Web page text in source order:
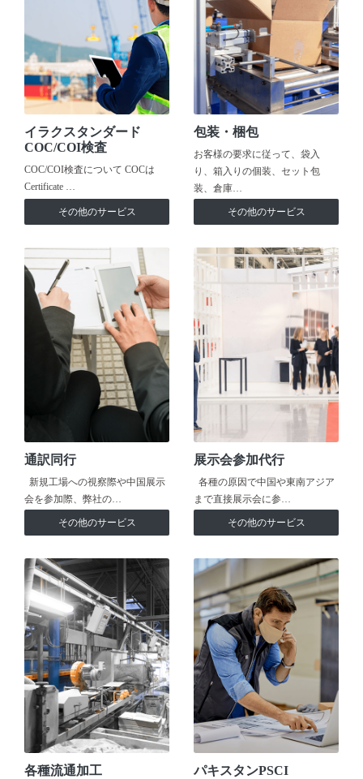
イラクスタンダード
COC/COI検査
COC/COI検査について COCは
Certificate …
その他のサービス
包装・梱包
お客様の要求に従って、袋入
り、箱入りの個装、セット包
装、倉庫…
その他のサービス
通訳同行
新規工場への視察際や中国展示
会を参加際、弊社の…
その他のサービス
展示会参加代行
各種の原因で中国や東南アジア
まで直接展示会に参…
その他のサービス
各種流通加工 パキスタンPSCI